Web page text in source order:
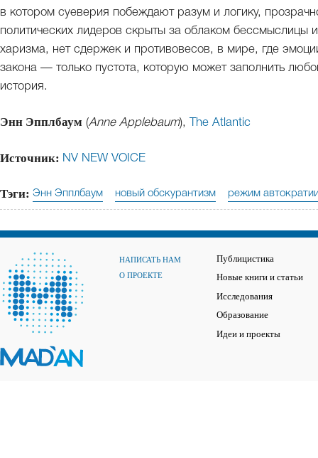
в котором суеверия побеждают разум и логику,
политических лидеров скрыты за облаком бессмыслицы
харизма, нет сдержек и противовесов, в мире, где
закона — только пустота, которую может заполнить
история.
Энн Эпплбаум (Anne Applebaum), The Atlantic
Источник: NV NEW VOICE
Тэги: Энн Эпплбаум новый обскурантизм режим
НАПИСАТЬ НАМ
О ПРОЕКТЕ
Публицистика
Новые книги и статьи
Исследования
Образование
Идеи и проекты